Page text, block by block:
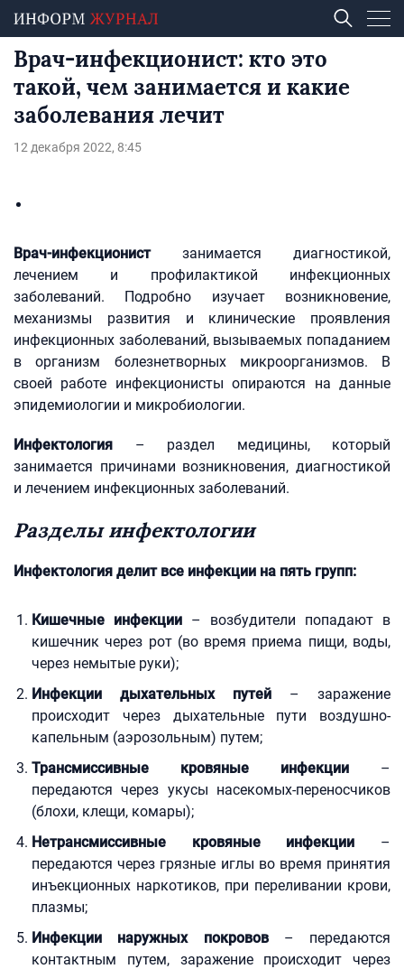
Врач-инфекционист: кто это
такой, чем занимается и какие
заболевания лечит
12 декабря 2022, 8:45
Врач-инфекционист занимается диагностикой,
лечением и профилактикой инфекционных
заболеваний. Подробно изучает возникновение,
механизмы развития и клинические проявления
инфекционных заболеваний, вызываемых попаданием
в организм болезнетворных микроорганизмов. В
своей работе инфекционисты опираются на данные
эпидемиологии и микробиологии.
Инфектология – раздел медицины, который
занимается причинами возникновения, диагностикой
и лечением инфекционных заболеваний.
Разделы инфектологии
Инфектология делит все инфекции на пять групп:
Кишечные инфекции – возбудители попадают в
кишечник через рот (во время приема пищи, воды,
через немытые руки);
Инфекции дыхательных путей – заражение
происходит через дыхательные пути воздушно-
капельным (аэрозольным) путем;
Трансмиссивные кровяные инфекции –
передаются через укусы насекомых-переносчиков
(блохи, клещи, комары);
Нетрансмиссивные кровяные инфекции –
передаются через грязные иглы во время принятия
инъекционных наркотиков, при переливании крови,
плазмы;
Инфекции наружных покровов– передаются
контактным путем, заражение происходит через